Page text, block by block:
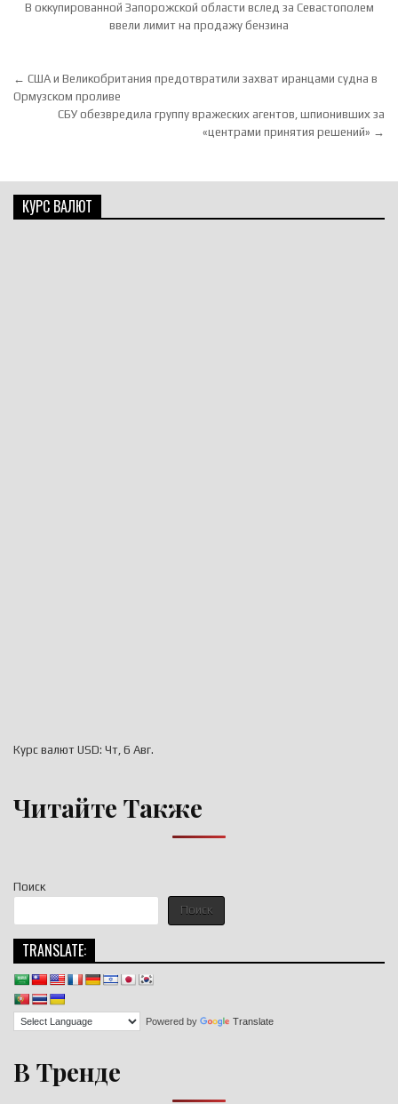
В оккупированной Запорожской области вслед за Севастополем
ввели лимит на продажу бензина
Навигация по записям
← США и Великобритания предотвратили захват иранцами судна в
Ормузском проливе
СБУ обезвредила группу вражеских агентов, шпионивших за
«центрами принятия решений» →
Поиск
Поиск
TRANSLATE:
Powered by Translate
В Тренде
КУРС ВАЛЮТ
Курс валют USD: Чт, 6 Авг.
Читайте Также